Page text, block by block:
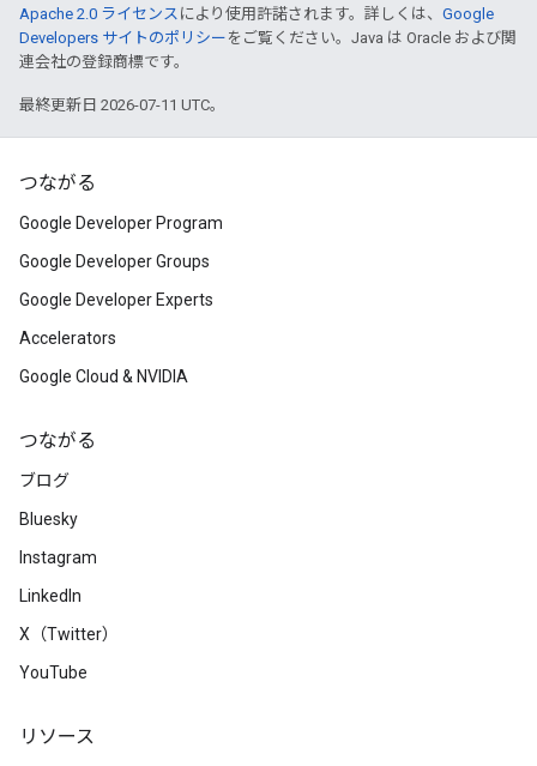
Apache 2.0 ライセンス により使用許諾されます。詳しくは、 Google
Developers サイトのポリシー をご覧ください。Java は Oracle および関
連会社の登録商標です。
最終更新日 2026-07-11 UTC。
つながる
Google Developer Program
Google Developer Groups
Google Developer Experts
Accelerators
Google Cloud & NVIDIA
つながる
ブログ
Bluesky
Instagram
LinkedIn
X（Twitter）
YouTube
リソース